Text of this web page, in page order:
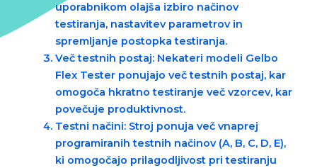
uporabnikom olajša izbiro načinov
testiranja, nastavitev parametrov in
spremljanje postopka testiranja.
Več testnih postaj: Nekateri modeli Gelbo
Flex Tester ponujajo več testnih postaj, kar
omogoča hkratno testiranje več vzorcev, kar
povečuje produktivnost.
Testni načini: Stroj ponuja več vnaprej
programiranih testnih načinov (A, B, C, D, E),
ki omogočajo prilagodljivost pri testiranju